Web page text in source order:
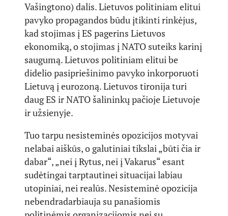
Vašingtono) dalis. Lietuvos politiniam elitui
pavyko propagandos būdu įtikinti rinkėjus,
kad stojimas į ES pagerins Lietuvos
ekonomiką, o stojimas į NATO suteiks karinį
saugumą. Lietuvos politiniam elitui be
didelio pasipriešinimo pavyko inkorporuoti
Lietuvą į eurozoną. Lietuvos tironija turi
daug ES ir NATO šalininkų pačioje Lietuvoje
ir užsienyje.
Tuo tarpu nesisteminės opozicijos motyvai
nelabai aiškūs, o galutiniai tikslai „būti čia ir
dabar“, „nei į Rytus, nei į Vakarus“ esant
sudėtingai tarptautinei situacijai labiau
utopiniai, nei realūs. Nesisteminė opozicija
nebendradarbiauja su panašiomis